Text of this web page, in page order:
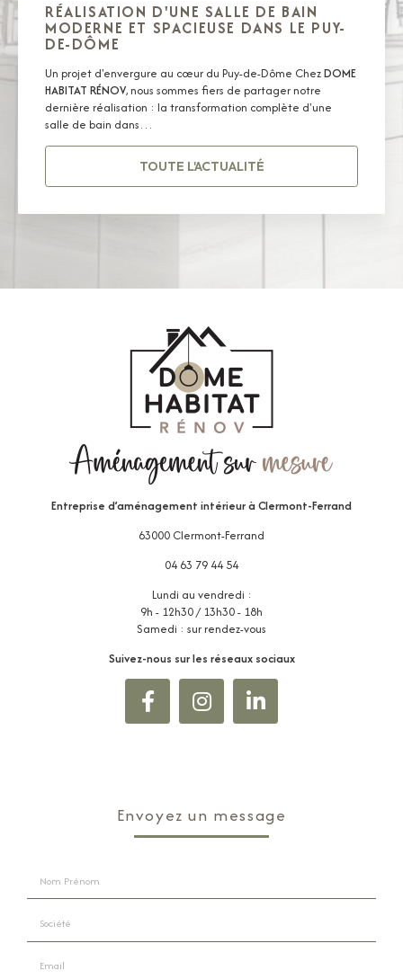
RÉALISATION D'UNE SALLE DE BAIN
MODERNE ET SPACIEUSE DANS LE PUY-
DE-DÔME
Un projet d'envergure au cœur du Puy-de-Dôme ChezDOME
HABITAT RÉNOV, nous sommes fiers de partager notre
dernière réalisation : la transformation complète d'une
salle de bain dans…
TOUTE L'ACTUALITÉ
Entreprise d’aménagement intérieurà Clermont-Ferrand
63000 Clermont-Ferrand
04 63 79 44 54
Lundi au vendredi :
9h - 12h30 / 13h30 - 18h
Samedi : sur rendez-vous
Suivez-nous sur les réseaux sociaux
Envoyez un message